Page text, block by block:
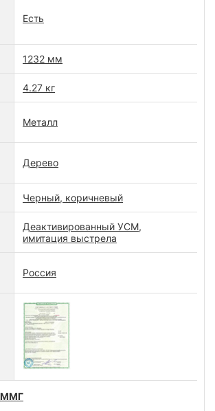
Есть
1232 мм
4.27 кг
Металл
Дерево
Черный, коричневый
Деактивированный УСМ,
имитация выстрела
Россия
ММГ